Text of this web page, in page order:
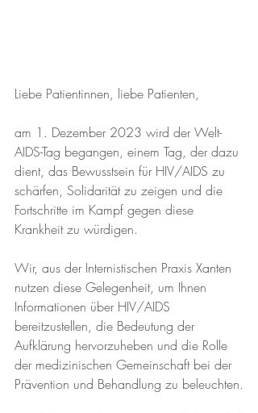
Liebe Patientinnen, liebe Patienten,
am 1. Dezember 2023 wird der Welt-
AIDS-Tag begangen, einem Tag, der dazu
dient, das Bewusstsein für HIV/AIDS zu
schärfen, Solidarität zu zeigen und die
Fortschritte im Kampf gegen diese
Krankheit zu würdigen.
Wir, aus der Internistischen Praxis Xanten
nutzen diese Gelegenheit, um Ihnen
Informationen über HIV/AIDS
bereitzustellen, die Bedeutung der
Aufklärung hervorzuheben und die Rolle
der medizinischen Gemeinschaft bei der
Prävention und Behandlung zu beleuchten.